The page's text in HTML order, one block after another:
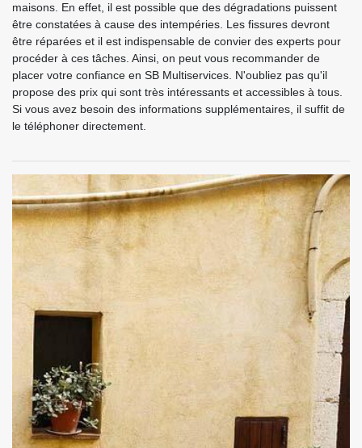
maisons. En effet, il est possible que des dégradations puissent
être constatées à cause des intempéries. Les fissures devront
être réparées et il est indispensable de convier des experts pour
procéder à ces tâches. Ainsi, on peut vous recommander de
placer votre confiance en SB Multiservices. N'oubliez pas qu'il
propose des prix qui sont très intéressants et accessibles à tous.
Si vous avez besoin des informations supplémentaires, il suffit de
le téléphoner directement.